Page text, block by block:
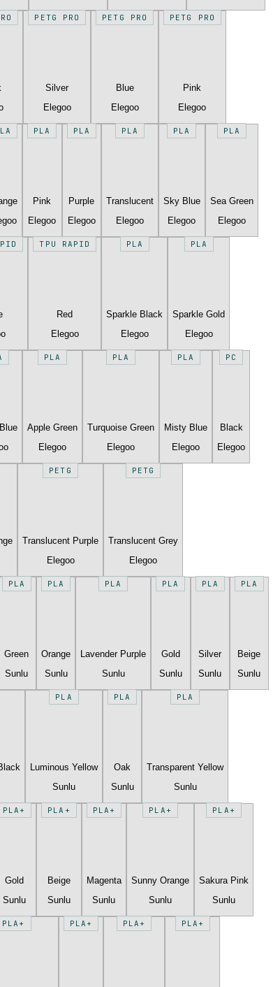
PETG PRO
Silver
Elegoo
PETG PRO
Blue
Elegoo
PETG PRO
Pink
Elegoo
PLA
Pink
Elegoo
PLA
Purple
Elegoo
PLA
Translucent
Elegoo
PLA
Sky Blue
Elegoo
PLA
Sea Green
Elegoo
TPU RAPID
Red
Elegoo
PLA
Sparkle Black
Elegoo
PLA
Sparkle Gold
Elegoo
PLA
Apple Green
Elegoo
PLA
Turquoise Green
Elegoo
PLA
Misty Blue
Elegoo
PC
Black
Elegoo
PETG
Translucent Purple
Elegoo
PETG
Translucent Grey
Elegoo
PLA
Green
Sunlu
PLA
Orange
Sunlu
PLA
Lavender Purple
Sunlu
PLA
Gold
Sunlu
PLA
Silver
Sunlu
PLA
Beige
Sunlu
PLA
Luminous Yellow
Sunlu
PLA
Oak
Sunlu
PLA
Transparent Yellow
Sunlu
PLA+
Gold
Sunlu
PLA+
Beige
Sunlu
PLA+
Magenta
Sunlu
PLA+
Sunny Orange
Sunlu
PLA+
Sakura Pink
Sunlu
PLA+ PLA+ PLA+ PLA+